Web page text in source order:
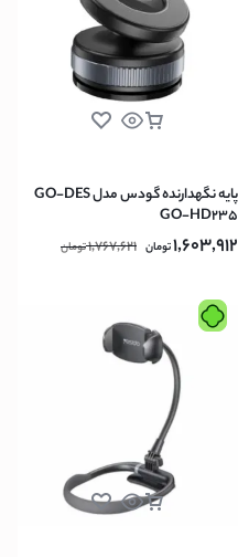
پایه نگهدارنده گودس مدل GO-DES
GO-HD235
1,603,912تومان 1,767,621تومان